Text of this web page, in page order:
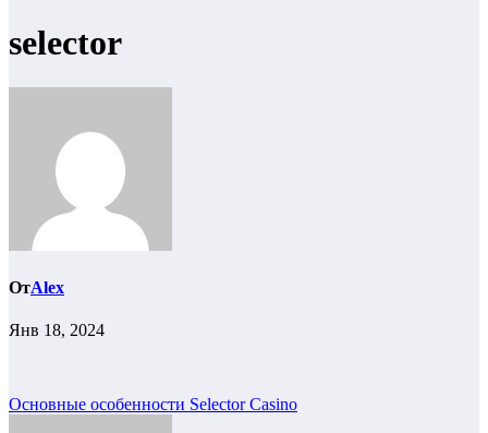
selector
ОтAlex
Янв 18, 2024
Навигация
Основные особенности Selector Casino